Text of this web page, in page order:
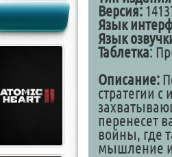
Версия:
Язык
Язык
Таблетка:
Описание:
стратегии с
перенесет
войны, где
мышление